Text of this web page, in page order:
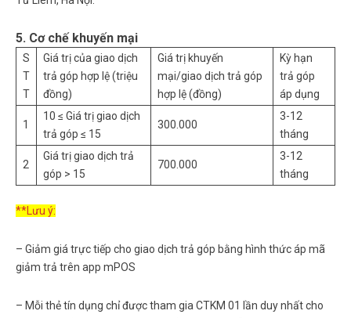
5. Cơ chế khuyến mại
S
T
T
Giá trị của giao dịch
trả góp hợp lệ (triệu
đồng)
Giá trị khuyến
mại/giao dịch trả góp
hợp lệ (đồng)
Kỳ hạn
trả góp
áp dụng
1
10 ≤ Giá trị giao dịch
trả góp ≤ 15
300.000
3-12
tháng
2
Giá trị giao dịch trả
góp > 15
700.000
3-12
tháng
**Lưu ý:
– Giảm giá trực tiếp cho giao dịch trả góp bằng hình thức áp mã
giảm trả trên app mPOS
– Mỗi thẻ tín dụng chỉ được tham gia CTKM 01 lần duy nhất cho